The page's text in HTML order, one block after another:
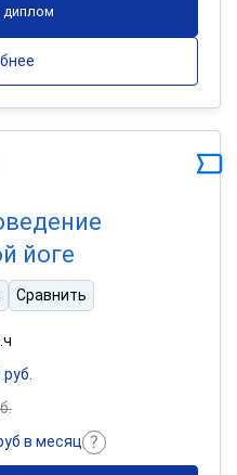
диплом
йоге
Сравнить
в месяц